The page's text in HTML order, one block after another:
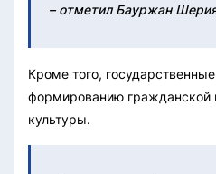
– отметил Бауржан
Кроме того,
формированию гражданской
культуры.